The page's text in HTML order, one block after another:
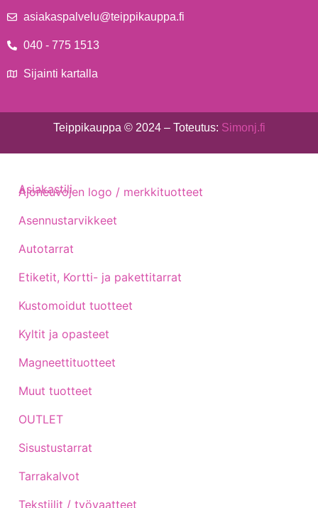
asiakaspalvelu@teippikauppa.fi
040 - 775 1513
Sijainti kartalla
Teippikauppa © 2024 – Toteutus: Simonj.fi
Ajoneuvojen logo / merkkituotteet
Asennustarvikkeet
Autotarrat
Etiketit, Kortti- ja pakettitarrat
Kustomoidut tuotteet
Kyltit ja opasteet
Magneettituotteet
Muut tuotteet
OUTLET
Sisustustarrat
Tarrakalvot
Tekstiilit / työvaatteet
Asiakastili